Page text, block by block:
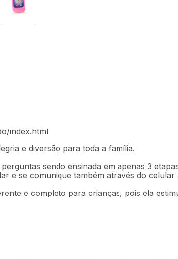
Ficha técnica
index.html
e diversão para toda a família.
sendo ensinada em apenas 3
e se comunique também através do
e completo para crianças, pois ela